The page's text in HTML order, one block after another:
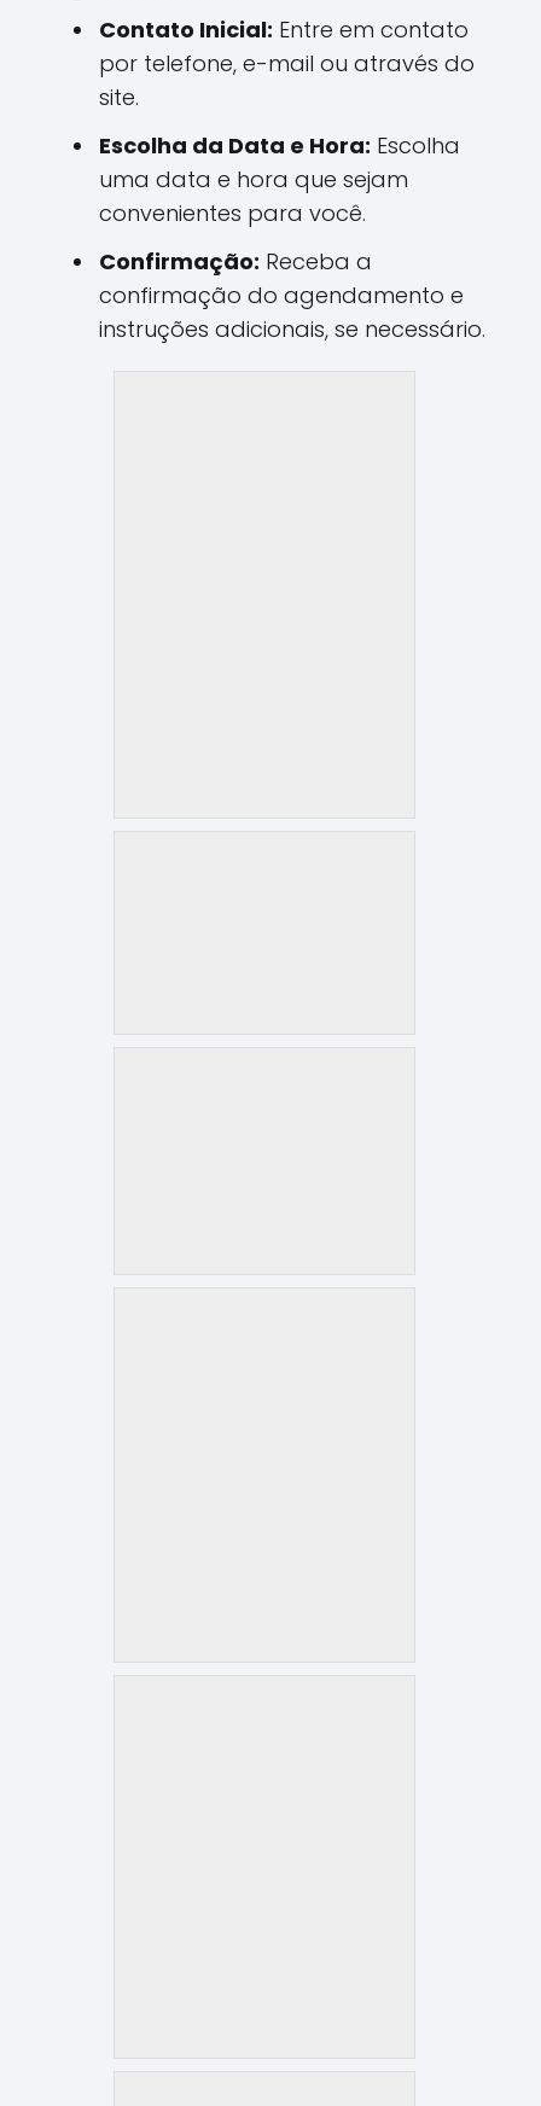
Contato Inicial: Entre em contato
por telefone, e-mail ou através do
site.
Escolha da Data e Hora: Escolha
uma data e hora que sejam
convenientes para você.
Confirmação: Receba a
confirmação do agendamento e
instruções adicionais, se necessário.